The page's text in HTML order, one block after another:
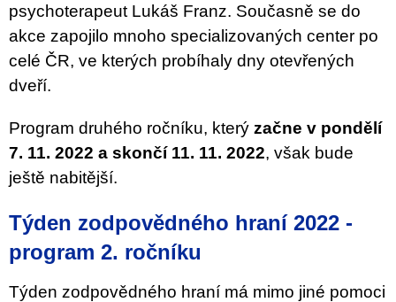
psychoterapeut Lukáš Franz. Současně se do
akce zapojilo mnoho specializovaných center po
celé ČR, ve kterých probíhaly dny otevřených
dveří.
Program druhého ročníku, který začne v pondělí
7. 11. 2022 a skončí 11. 11. 2022, však bude
ještě nabitější.
Týden zodpovědného hraní 2022 -
program 2. ročníku
Týden zodpovědného hraní má mimo jiné pomoci